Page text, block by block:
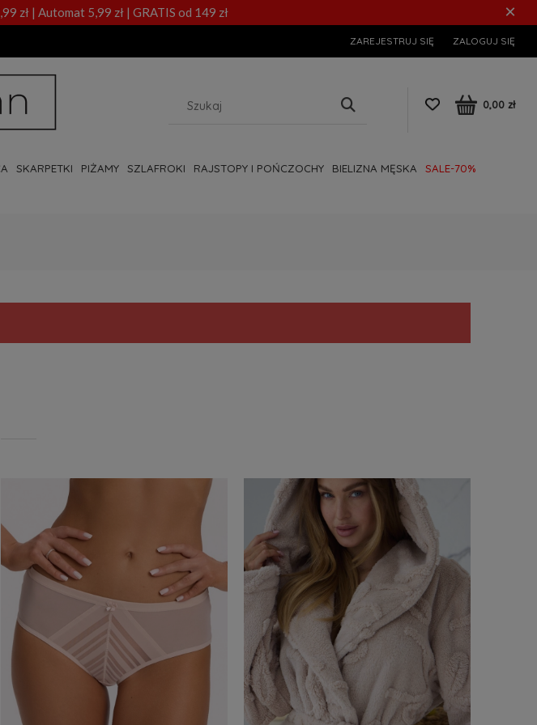
zł | Automat 5,99 zł | GRATIS od 149 zł ×
ZAREJESTRUJ SIĘ ZALOGUJ SIĘ
0,00 zł
SKARPETKI PIŻAMY SZLAFROKI RAJSTOPY I POŃCZOCHY BIELIZNA MĘSKA SALE-70%